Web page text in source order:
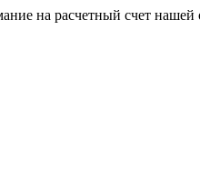
на расчетный счет нашей